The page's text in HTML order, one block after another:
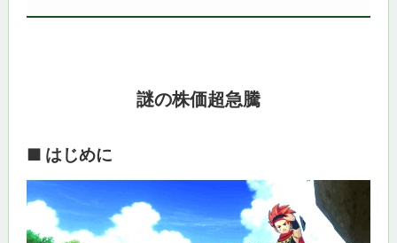
謎の株価超急騰
■ はじめに